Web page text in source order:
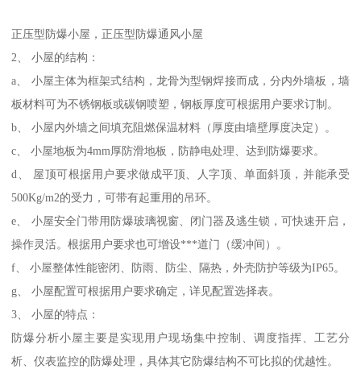
正压型防爆小屋，正压型防爆通风小屋
2、 小屋的结构：
a、 小屋主体为框架式结构，龙骨为型钢焊接而成，分内外墙板，墙
板材料可为不锈钢板或碳钢喷塑，钢板厚度可根据用户要求订制。
b、 小屋内外墙之间填充阻燃保温材料（厚度由墙壁厚度决定）。
c、 小屋地板为4mm厚防滑地板，防静电处理、达到防爆要求。
d、 屋顶可根据用户要求做成平顶、人字顶、单面斜顶，并能承受
500Kg/m2的受力，可带有起重用的吊环。
e、 小屋安全门带用防爆玻璃视窗、闭门器及逃生锁，可快速开启，
操作灵活。根据用户要求也可增设***道门（缓冲间）。
f、 小屋整体性能密闭、防雨、防尘、隔热，外壳防护等级为IP65。
g、 小屋配置可根据用户要求确定，详见配置选择表。
3、 小屋的特点：
防爆分析小屋主要是实现用户现场集中控制、调度指挥、工艺分
析、仪表监控的防爆处理，具体其它防爆结构不可比拟的优越性。